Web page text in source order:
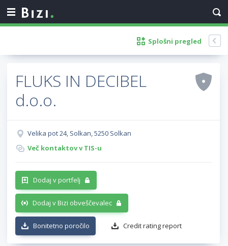
Splošni pregled
FLUKS IN DECIBEL
d.o.o.
Velika pot 24, Solkan, 5250 Solkan
Več kontaktov v TIS-u
Dodaj v portfelj
Dodaj v Bizi obveščevalec
Bonitetno poročilo Credit rating report